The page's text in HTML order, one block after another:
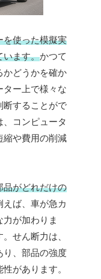
を使った模擬実
います。かつて
かどうかを確か
ター上で様々な
断することがで
、コンピュータ
縮や費用の削減
品がどれだけの
えば、車が急カ
が加わりま
せん断力は、
り、部品の強度
があります。